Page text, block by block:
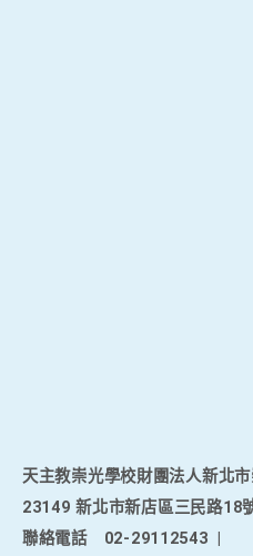
天主教崇光學校財團法人新北
23149 新北市新店區三民路18
聯絡電話
02-29112543